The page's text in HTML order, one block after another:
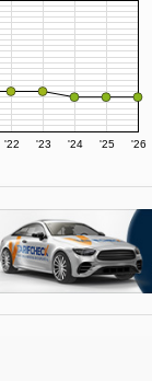
'22 '23 '24 '25 '26